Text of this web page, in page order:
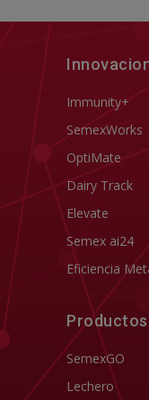
Immunity+
SemexWorks
OptiMate
Dairy Track
Elevate
Semex ai24
Eficiencia
Productos
SemexGO
Lechero